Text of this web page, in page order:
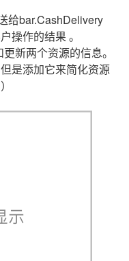
bar.CashDelivery
操作的结果 。
新两个资源的信息。
是添加它来简化资源